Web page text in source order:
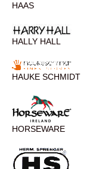
HAAS
HALLY HALL
HAUKE SCHMIDT
HORSEWARE